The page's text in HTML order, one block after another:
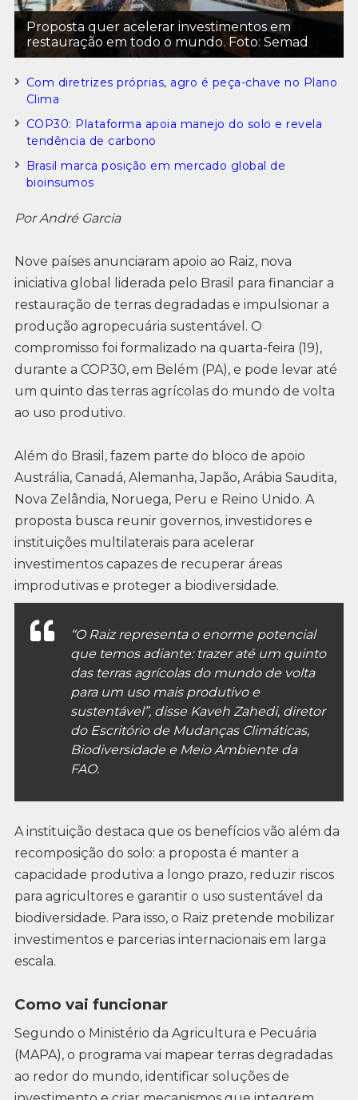
Proposta quer acelerar investimentos em
restauração em todo o mundo. Foto: Semad
Com diretrizes próprias, agro é peça-chave no Plano
Clima
COP30: Plataforma apoia manejo do solo e revela
tendência de carbono
Brasil marca posição em mercado global de
bioinsumos
Por André Garcia
Nove países anunciaram apoio ao Raiz, nova
iniciativa global liderada pelo Brasil para financiar a
restauração de terras degradadas e impulsionar a
produção agropecuária sustentável. O
compromisso foi formalizado na quarta-feira (19),
durante a COP30, em Belém (PA), e pode levar até
um quinto das terras agrícolas do mundo de volta
ao uso produtivo.
Além do Brasil, fazem parte do bloco de apoio
Austrália, Canadá, Alemanha, Japão, Arábia Saudita,
Nova Zelândia, Noruega, Peru e Reino Unido. A
proposta busca reunir governos, investidores e
instituições multilaterais para acelerar
investimentos capazes de recuperar áreas
improdutivas e proteger a biodiversidade.
“O Raiz representa o enorme potencial
que temos adiante: trazer até um quinto
das terras agrícolas do mundo de volta
para um uso mais produtivo e
sustentável”, disse Kaveh Zahedi, diretor
do Escritório de Mudanças Climáticas,
Biodiversidade e Meio Ambiente da
FAO.
A instituição destaca que os benefícios vão além da
recomposição do solo: a proposta é manter a
capacidade produtiva a longo prazo, reduzir riscos
para agricultores e garantir o uso sustentável da
biodiversidade. Para isso, o Raiz pretende mobilizar
investimentos e parcerias internacionais em larga
escala.
Como vai funcionar
Segundo o Ministério da Agricultura e Pecuária
(MAPA), o programa vai mapear terras degradadas
ao redor do mundo, identificar soluções de